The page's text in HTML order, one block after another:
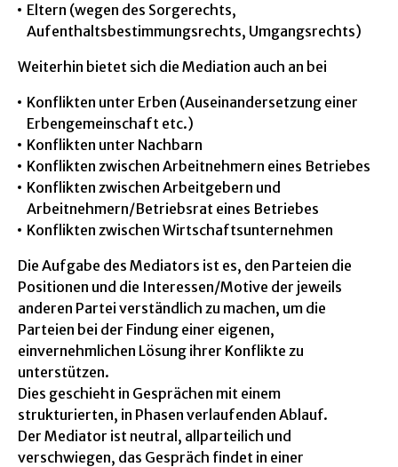
Eltern (wegen des Sorgerechts,
Aufenthaltsbestimmungsrechts, Umgangsrechts)
Weiterhin bietet sich die Mediation auch an bei
Konflikten unter Erben (Auseinandersetzung einer
Erbengemeinschaft etc.)
Konflikten unter Nachbarn
Konflikten zwischen Arbeitnehmern eines Betriebes
Konflikten zwischen Arbeitgebern und
Arbeitnehmern/Betriebsrat eines Betriebes
Konflikten zwischen Wirtschaftsunternehmen
Die Aufgabe des Mediators ist es, den Parteien die
Positionen und die Interessen/Motive der jeweils
anderen Partei verständlich zu machen, um die
Parteien bei der Findung einer eigenen,
einvernehmlichen Lösung ihrer Konflikte zu
unterstützen.
Dies geschieht in Gesprächen mit einem
strukturierten, in Phasen verlaufenden Ablauf.
Der Mediator ist neutral, allparteilich und
verschwiegen, das Gespräch findet in einer